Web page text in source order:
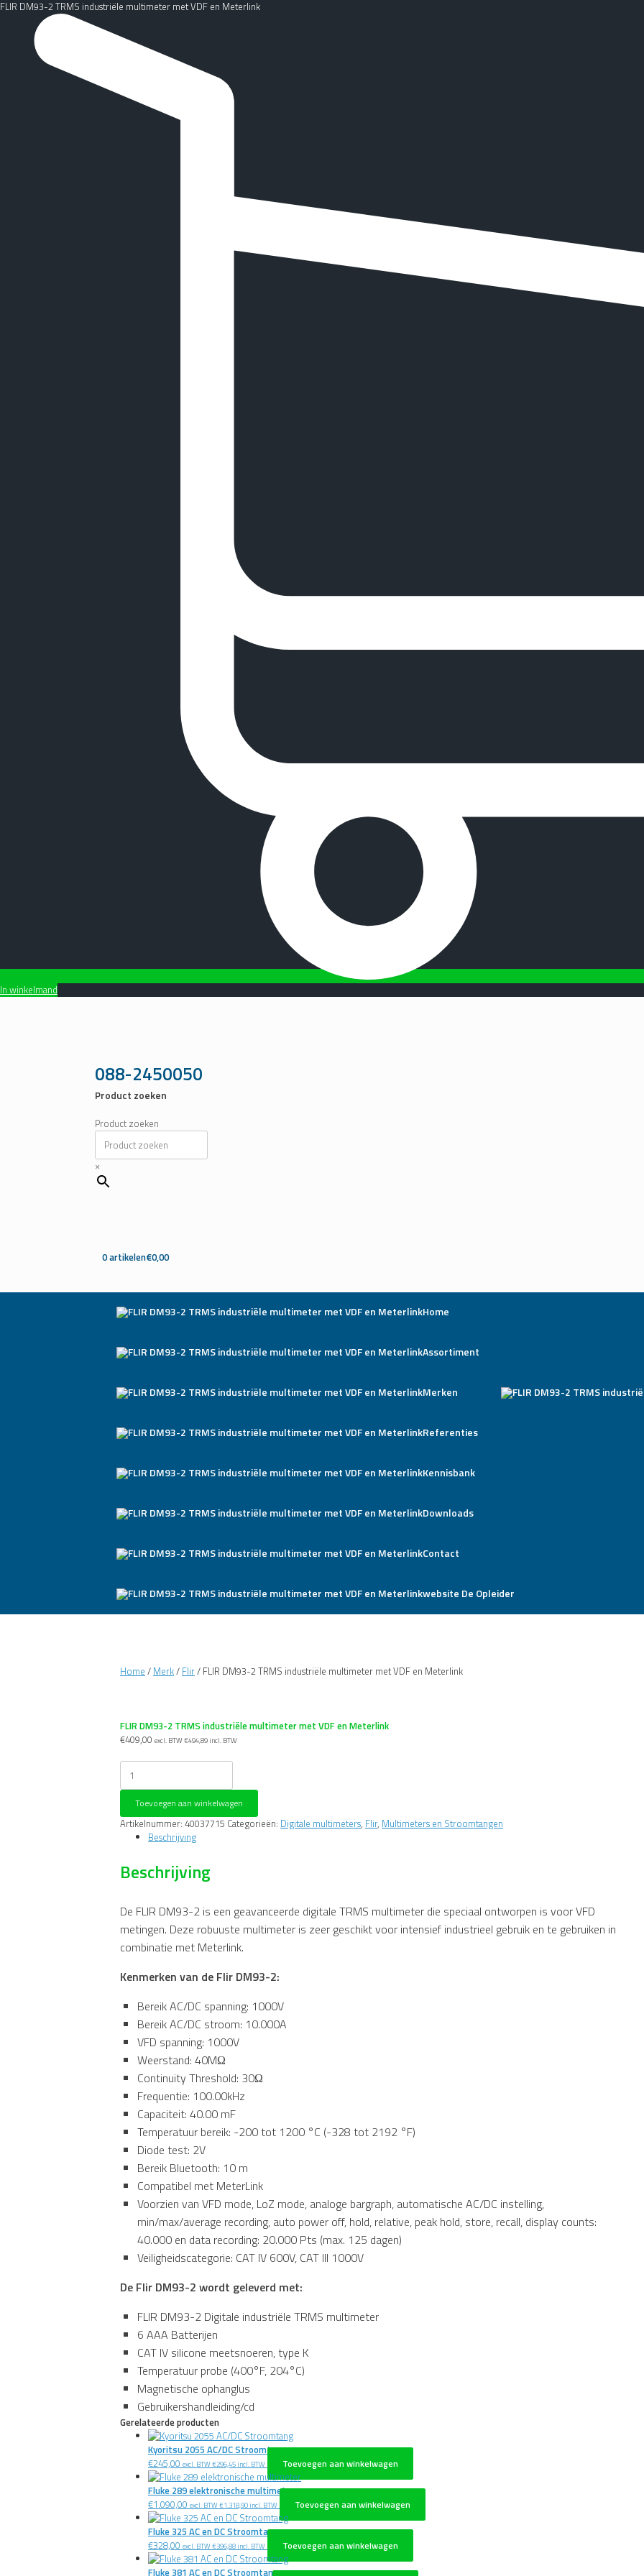
FLIR DM93-2 TRMS industriële multimeter met VDF en Meterlink
In winkelmand
088-2450050
Product zoeken
Product zoeken
×
0 artikelen€0,00
Home
Assortiment
Merken
Referenties
Kennisbank
Downloads
Contact
website De Opleider
Home / Merk/ Flir/ FLIR DM93-2 TRMS industriële multimeter met VDF en Meterlink
FLIR DM93-2 TRMS industriële multimeter met VDF en Meterlink
€409,00 excl. BTW €494,89 incl. BTW
FLIR
DM93-
2
TRMS
industriële
multimeter
en
Toevoegen aan winkelwagen
Artikelnummer: 40037715 Categorieën: Digitale multimeters, Flir, Multimeters en Stroomtangen
Beschrijving
Beschrijving
De FLIR DM93-2 is een geavanceerde digitale TRMS multimeter die speciaal ontworpen is voor VFD
metingen. Deze robuuste multimeter is zeer geschikt voor intensief industrieel gebruik en te gebruiken in
combinatie met Meterlink.
Kenmerken van de Flir DM93-2:
Bereik AC/DC spanning: 1000V
Bereik AC/DC stroom: 10.000A
VFD spanning: 1000V
Weerstand: 40MΩ
Continuity Threshold: 30Ω
Frequentie: 100.00kHz
Capaciteit: 40.00 mF
Temperatuur bereik: -200 tot 1200 °C (-328 tot 2192 °F)
Diode test: 2V
Bereik Bluetooth: 10 m
Compatibel met MeterLink
Voorzien van VFD mode, LoZ mode, analoge bargraph, automatische AC/DC instelling,
min/max/average recording, auto power off, hold, relative, peak hold, store, recall, display counts:
40.000 en data recording: 20.000 Pts (max. 125 dagen)
Veiligheidscategorie: CAT IV 600V, CAT III 1000V
De Flir DM93-2 wordt geleverd met:
FLIR DM93-2 Digitale industriële TRMS multimeter
6 AAA Batterijen
CAT IV silicone meetsnoeren, type K
Temperatuur probe (400°F, 204°C)
Magnetische ophanglus
Gebruikershandleiding/cd
Gerelateerde producten
Kyoritsu 2055 AC/DC Stroomtang
€245,00 excl. BTW €296,45 incl. BTW Toevoegen aan winkelwagen
Fluke 289 elektronische multimeter
€1.090,00 excl. BTW €1.318,90 incl. BTW Toevoegen aan winkelwagen
Fluke 325 AC en DC Stroomtang
€328,00 excl. BTW €396,88 incl. BTW Toevoegen aan winkelwagen
Fluke 381 AC en DC Stroomtang